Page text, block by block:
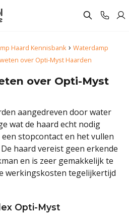
Haard Kennisbank › Waterdamp
over Opti-Myst Haarden
over Opti-Myst
aangedreven door water
wat de haard echt nodig
stopcontact en het vullen
haard vereist geen erkende
en is zeer gemakkelijk te
werkingskosten tegelijkertijd
Opti-Myst